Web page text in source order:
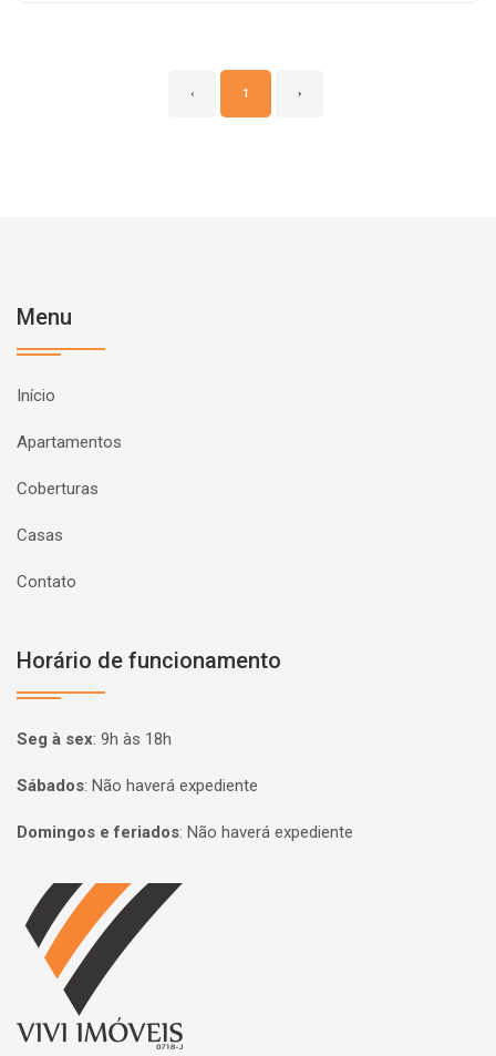
‹ 1 ›
Menu
Início
Apartamentos
Coberturas
Casas
Contato
Horário de funcionamento
Seg à sex: 9h às 18h
Sábados: Não haverá expediente
Domingos e feriados: Não haverá expediente
Página inicial